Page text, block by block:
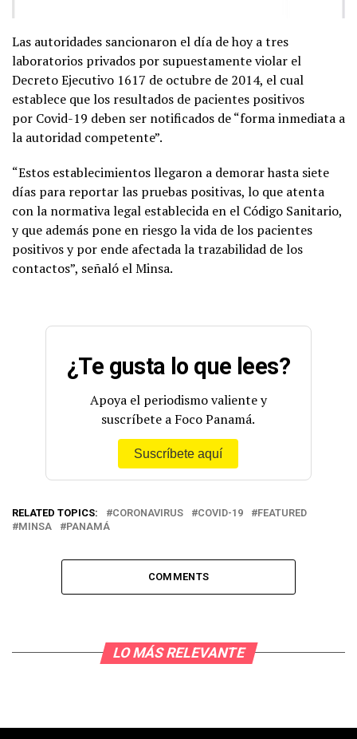
Las autoridades sancionaron el día de hoy a tres
laboratorios privados por supuestamente violar el
Decreto Ejecutivo 1617 de octubre de 2014, el cual
establece que los resultados de pacientes positivos
por Covid-19 deben ser notificados de “forma inmediata a
la autoridad competente”.
“Estos establecimientos llegaron a demorar hasta siete
días para reportar las pruebas positivas, lo que atenta
con la normativa legal establecida en el Código Sanitario,
y que además pone en riesgo la vida de los pacientes
positivos y por ende afectada la trazabilidad de los
contactos”, señaló el Minsa.
¿Te gusta lo que lees?
Apoya el periodismo valiente y
suscríbete a Foco Panamá.
Suscríbete aquí
RELATED TOPICS: CORONAVIRUS COVID-19
FEATURED
MINSA
PANAMÁ
COMMENTS
LO MÁS RELEVANTE